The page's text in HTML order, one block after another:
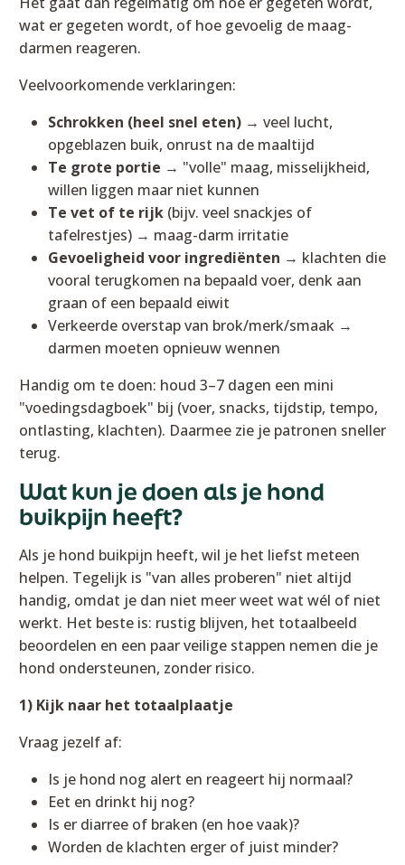
wat er gegeten wordt, of hoe gevoelig de maag-
darmen reageren.
Veelvoorkomende verklaringen:
Schrokken (heel snel eten) → veel lucht,
opgeblazen buik, onrust na de maaltijd
Te grote portie → "volle" maag, misselijkheid,
willen liggen maar niet kunnen
Te vet of te rijk (bijv. veel snackjes of
tafelrestjes) → maag-darm irritatie
Gevoeligheid voor ingrediënten → klachten die
vooral terugkomen na bepaald voer, denk aan
graan of een bepaald eiwit
Verkeerde overstap van brok/merk/smaak →
darmen moeten opnieuw wennen
Handig om te doen: houd 3–7 dagen een mini
"voedingsdagboek" bij (voer, snacks, tijdstip, tempo,
ontlasting, klachten). Daarmee zie je patronen sneller
terug.
Wat kun je doen als je hond
buikpijn heeft?
Als je hond buikpijn heeft, wil je het liefst meteen
helpen. Tegelijk is "van alles proberen" niet altijd
handig, omdat je dan niet meer weet wat wél of niet
werkt. Het beste is: rustig blijven, het totaalbeeld
beoordelen en een paar veilige stappen nemen die je
hond ondersteunen, zonder risico.
1) Kijk naar het totaalplaatje
Vraag jezelf af:
Is je hond nog alert en reageert hij normaal?
Eet en drinkt hij nog?
Is er diarree of braken (en hoe vaak)?
Worden de klachten erger of juist minder?